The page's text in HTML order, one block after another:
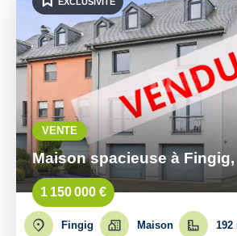
VENTE
Maison spacieuse à
1 150 000 €
Fingig Maison 192